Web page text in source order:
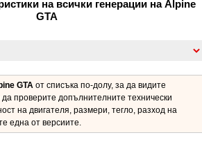
на всички генерации на Alpine
GTA
GTA от списъка по-долу, за да видите
проверите допълнителните технически
на двигателя, размери, тегло, разход на
една от версиите.